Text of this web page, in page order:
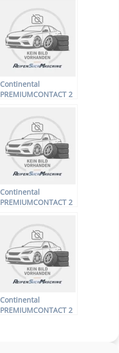
R14 89H –
Sommerreifen
Continental
PREMIUMCONTACT 2
R16 98H –
Sommerreifen
Continental
PREMIUMCONTACT 2
R16 95Y –
Sommerreifen
Continental
PREMIUMCONTACT 2